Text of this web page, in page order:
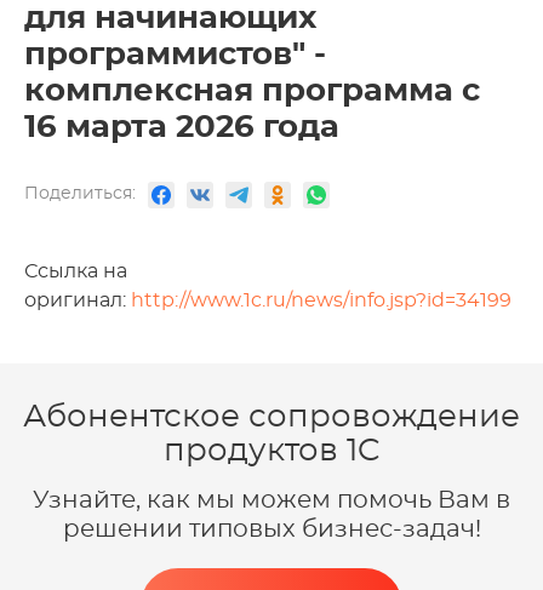
для начинающих
программистов" -
комплексная программа с
16 марта 2026 года
Поделиться:
Ссылка на
оригинал: http://www.1c.ru/news/info.jsp?id=34199
Абонентское сопровождение
продуктов 1C
Узнайте, как мы можем помочь Вам в
решении типовых бизнес-задач!